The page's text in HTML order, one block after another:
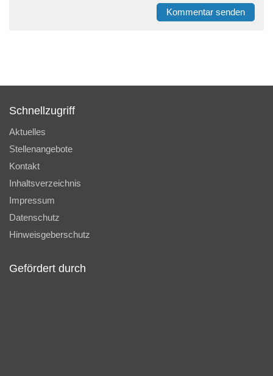
Kommentar senden
Schnellzugriff
Aktuelles
Stellenangebote
Kontakt
Inhaltsverzeichnis
Impressum
Datenschutz
Hinweisgeberschutz
Gefördert durch